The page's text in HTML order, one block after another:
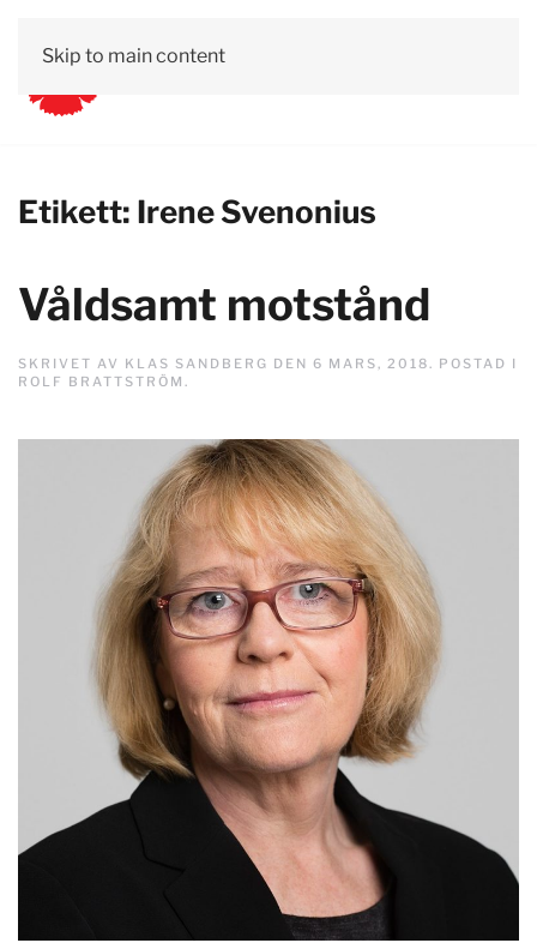
Skip to main content
Etikett: Irene Svenonius
Våldsamt motstånd
SKRIVET AV KLAS SANDBERG DEN 6 MARS, 2018. POSTAD I
ROLF BRATTSTRÖM .